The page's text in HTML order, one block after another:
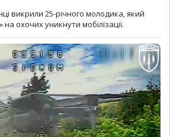
викрили 25-річного молодика, який
охочих уникнути мобілізації.